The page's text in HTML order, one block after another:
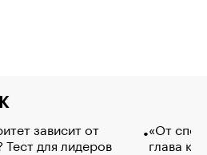
зависит от
для лидеров
«От
глава